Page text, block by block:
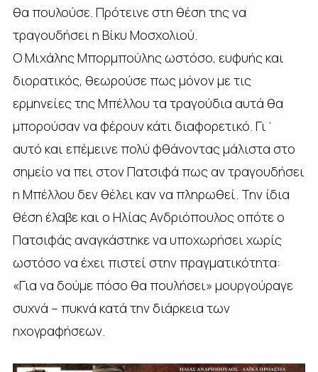
θα πουλούσε. Πρότεινε στη θέση της να
τραγουδήσει η Βίκυ Μοσχολιού.
Ο Μιχάλης Μπορμπούλης ωστόσο, ευφυής και
διορατικός, θεωρούσε πως μόνον με τις
ερμηνείες της Μπέλλου τα τραγούδια αυτά θα
μπορούσαν να φέρουν κάτι διαφορετικό. Γι΄
αυτό και επέμεινε πολύ φθάνοντας μάλιστα στο
σημείο να πει στον Πατσιφά πως αν τραγουδήσει
η Μπέλλου δεν θέλει καν να πληρωθεί. Την ίδια
θέση έλαβε και ο Ηλίας Ανδριόπουλος οπότε ο
Πατσιφάς αναγκάστηκε να υποχωρήσει χωρίς
ωστόσο να έχει πιστεί στην πραγματικότητα:
«Για να δούμε πόσο θα πουλήσει» μουργούραγε
συχνά – πυκνά κατά την διάρκεια των
ηχογραφήσεων.